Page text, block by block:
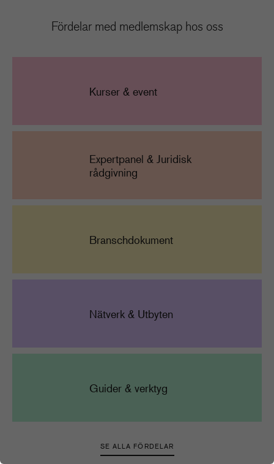
Fördelar med medlemskap hos oss
Kurser & event
Expertpanel & Juridisk
rådgivning
Branschdokument
Nätverk & Utbyten
Guider & verktyg
SE ALLA FÖRDELAR